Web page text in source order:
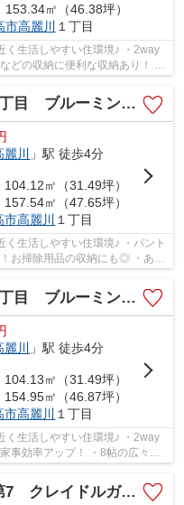
153.34㎡（46.38坪）
市高麗川 １丁目
く生活しやすい住環境♪ ・2way
どの収納に便利な収納あり！ ・
もでき...
グガーデン 新築戸建 全5棟 3号棟
麗川
」駅 徒歩4分
㎡（31.49坪）
㎡（47.65坪）
市高麗川 １丁目
く生活しやすい住環境♪ ・パント
お掃除用品の収納にも◎ ・ある
グガーデン 新築戸建 全5棟 2号棟
麗川
」駅 徒歩4分
㎡（31.49坪）
㎡（46.87坪）
市高麗川 １丁目
く生活しやすい住環境♪ ・2way
事効率アップ！ ・8帖の広々主
ーデン 新築戸建 全10棟 10号棟